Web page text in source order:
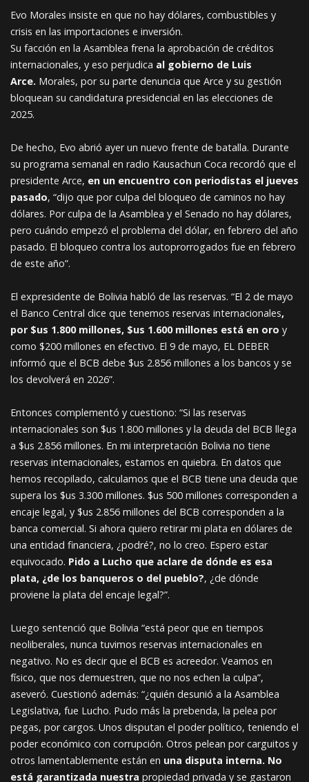
Evo Morales insiste en que no hay dólares, combustibles y
crisis en las importaciones e inversión.
Su facción en la Asamblea frena la aprobación de créditos
internacionales, y eso perjudica al gobierno de Luis
Arce. Morales, por su parte denuncia que Arce y su gestión
bloquean su candidatura presidencial en las elecciones de
2025.
De hecho, Evo abrió ayer un nuevo frente de batalla. Durante
su programa semanal en radio Kausachun Coca recordó que el
presidente Arce, en un encuentro con periodistas el jueves
pasado, “dijo que por culpa del bloqueo de caminos no hay
dólares. Por culpa de la Asamblea y el Senado no hay dólares,
pero cuándo empezó el problema del dólar, en febrero del año
pasado. El bloqueo contra los autoprorrogados fue en febrero
de este año”.
El expresidente de Bolivia habló de las reservas. “El 2 de mayo
el Banco Central dice que tenemos reservas internacionales,
por $us 1.800 millones, $us 1.600 millones está en oro y
como $200 millones en efectivo. El 9 de mayo, EL DEBER
informó que el BCB debe $us 2.856 millones a los bancos y se
los devolverá en 2026”.
Entonces complementó y cuestiono: “Si las reservas
internacionales son $us 1.800 millones y la deuda del BCB llega
a $us 2.856 millones. En mi interpretación Bolivia no tiene
reservas internacionales, estamos en quiebra. En datos que
hemos recopilado, calculamos que el BCB tiene una deuda que
supera los $us 3.300 millones. $us 500 millones corresponden a
encaje legal, y $us 2.856 millones del BCB corresponden a la
banca comercial. Si ahora quiero retirar mi plata en dólares de
una entidad financiera, ¿podré?, no lo creo. Espero estar
equivocado. Pido a Lucho que aclare de dónde es esa
plata, ¿de los banqueros o del pueblo?, ¿de dónde
proviene la plata del encaje legal?”.
Luego sentenció que Bolivia “está peor que en tiempos
neoliberales, nunca tuvimos reservas internacionales en
negativo. No es decir que el BCB es acreedor. Veamos en
físico, que nos demuestren, que no nos echen la culpa”,
aseveró. Cuestionó además: “¿quién desunió a la Asamblea
Legislativa, fue Lucho. Pudo más la prebenda, la pelea por
pegas, por cargos. Unos disputan el poder político, teniendo el
poder económico con corrupción. Otros pelean por carguitos y
otros lamentablemente están en una disputa interna. No
está garantizada nuestra propiedad privada y se gastaron